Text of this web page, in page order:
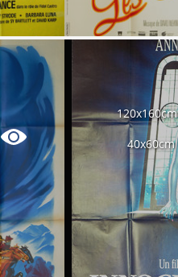
120x160cm
40x60cm